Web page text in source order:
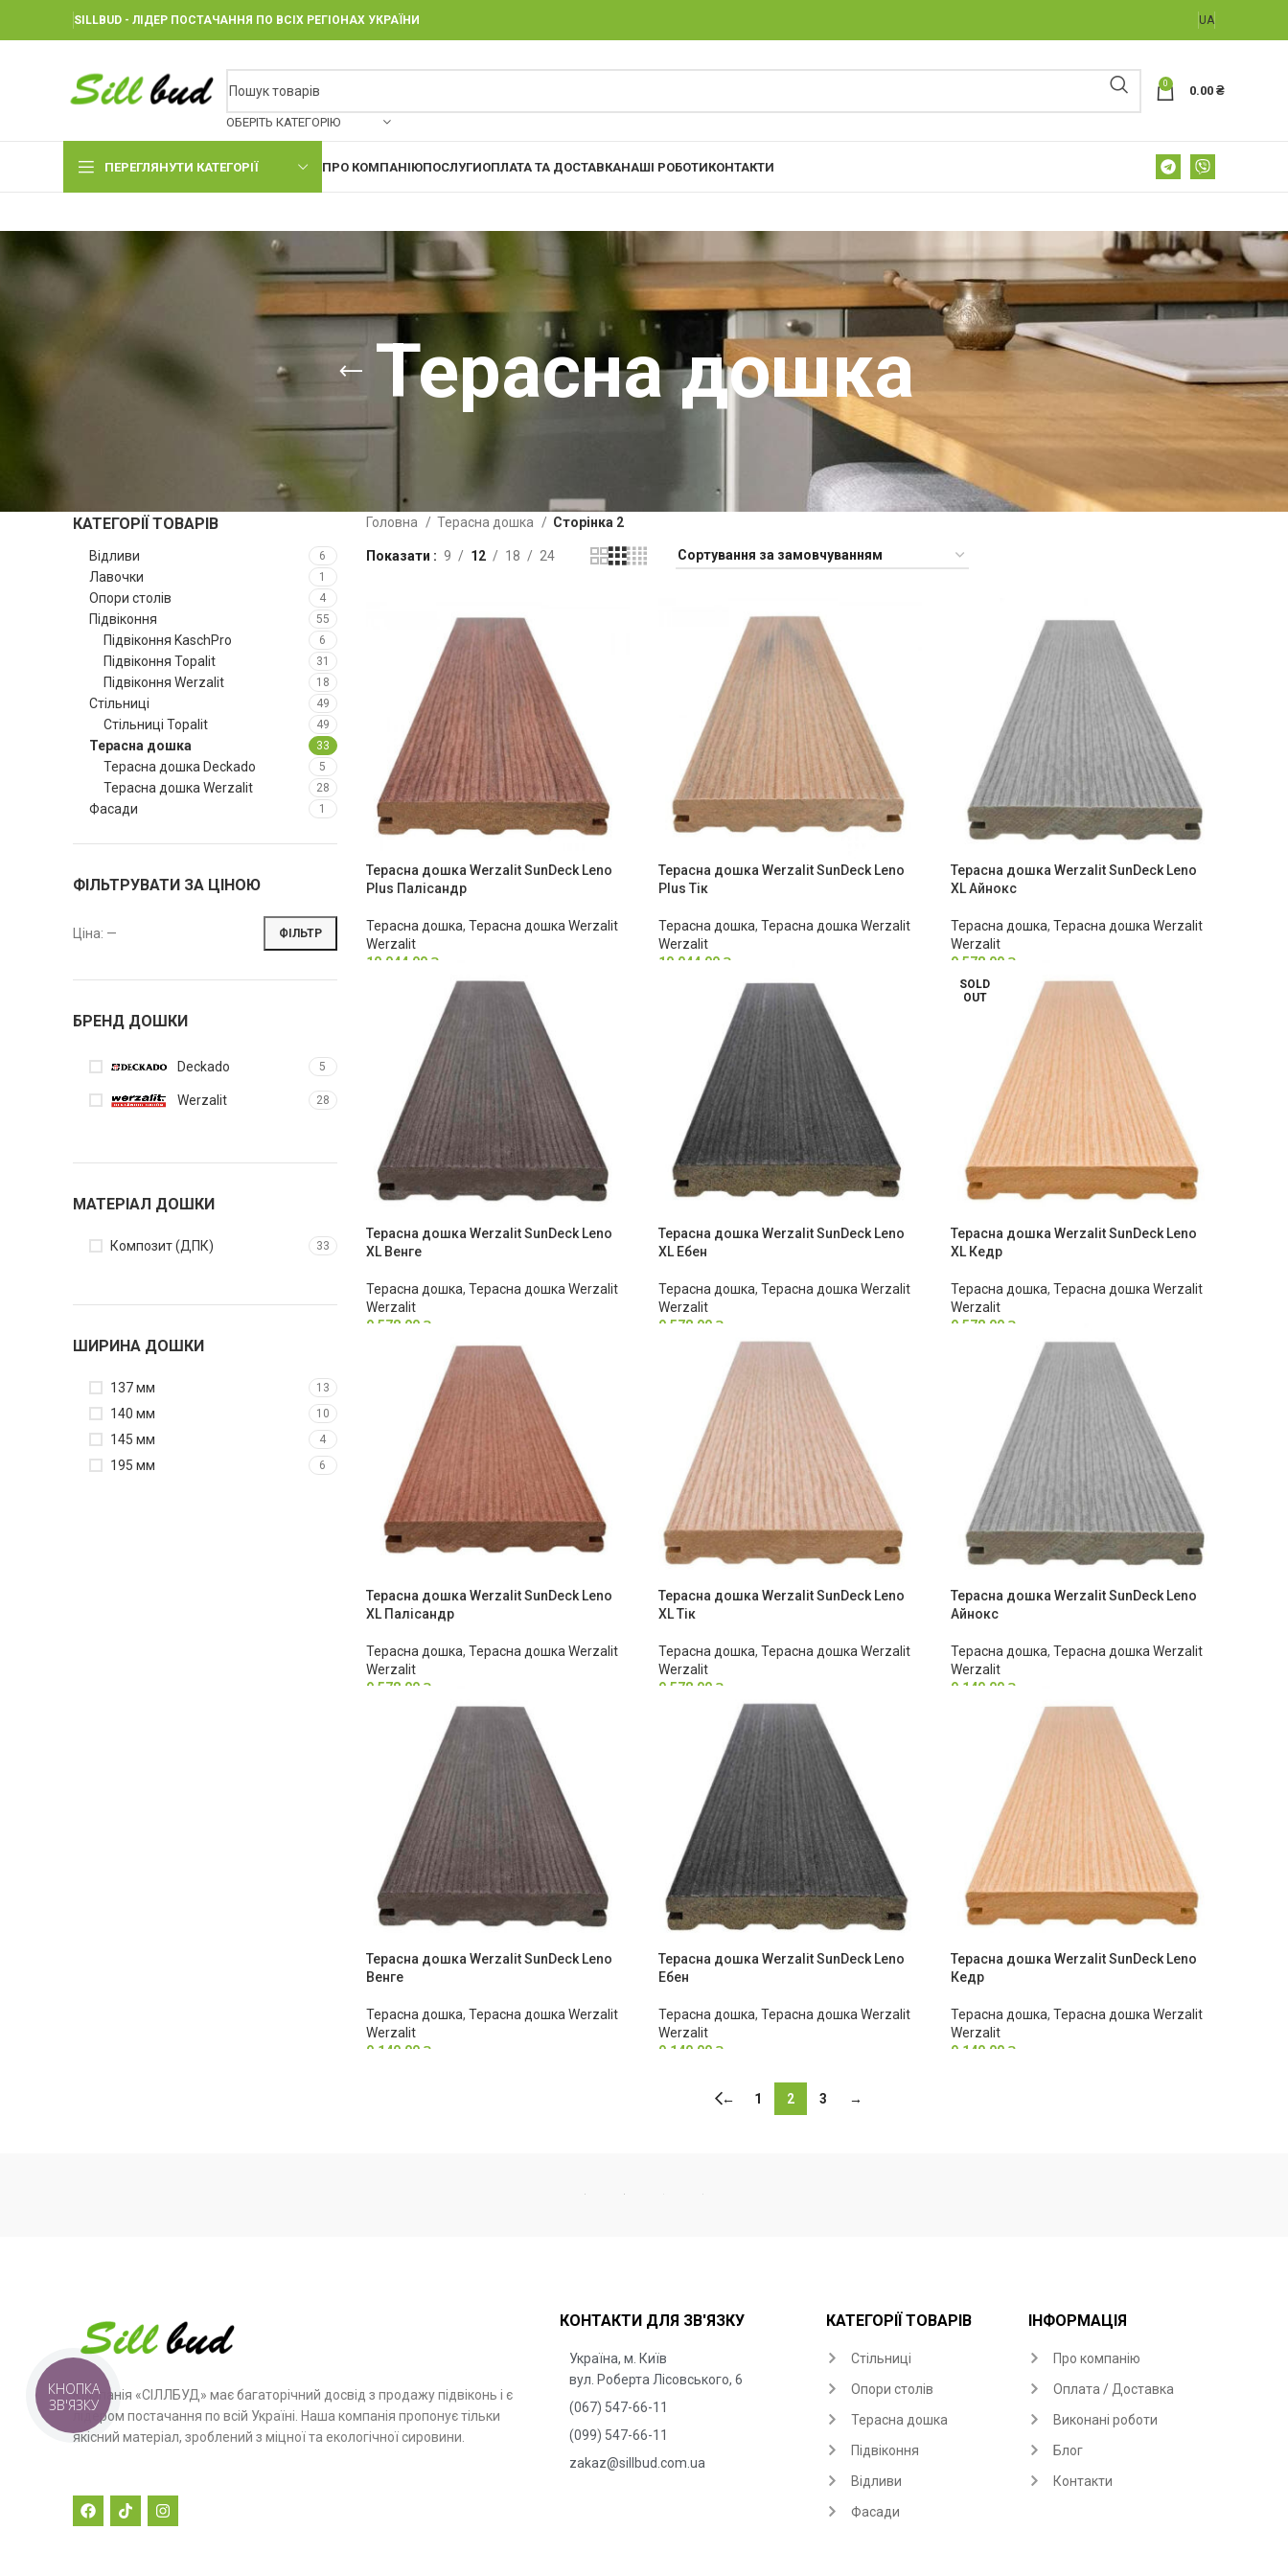
SILLBUD - ЛІДЕР ПОСТАЧАННЯ ПО ВСІХ РЕГІОНАХ УКРАЇНИ UA
ОБЕРІТЬ КАТЕГОРІЮ
0
0.00 ₴
ПЕРЕГЛЯНУТИ КАТЕГОРІЇ ПРО КОМПАНІЮПОСЛУГИОПЛАТА ТА ДОСТАВКАНАШІ РОБОТИКОНТАКТИ
Терасна дошка
КАТЕГОРІЇ ТОВАРІВ
Відливи 6
Лавочки 1
Опори столів 4
Підвіконня 55
Підвіконня KaschPro 6
Підвіконня Topalit 31
Підвіконня Werzalit 18
Стільниці 49
Стільниці Topalit 49
Терасна дошка 33
Терасна дошка Deckado 5
Терасна дошка Werzalit 28
Фасади 1
ФІЛЬТРУВАТИ ЗА ЦІНОЮ
ФІЛЬТР
Ціна: —
БРЕНД ДОШКИ
Deckado 5
Werzalit 28
МАТЕРІАЛ ДОШКИ
Композит (ДПК) 33
ШИРИНА ДОШКИ
137 мм 13
140 мм 10
145 мм 4
195 мм 6
Головна Терасна дошка Сторінка 2
Показати 9 12 18 24
Терасна дошка Werzalit SunDeck Leno
Plus Палісандр
Терасна дошка, Терасна дошка Werzalit
Werzalit
10,044.00 ₴
Терасна дошка Werzalit SunDeck Leno
Plus Тік
Терасна дошка, Терасна дошка Werzalit
Werzalit
10,044.00 ₴
Терасна дошка Werzalit SunDeck Leno
XL Айнокс
Терасна дошка,Терасна дошка Werzalit
Werzalit
9,578.00 ₴
Терасна дошка Werzalit SunDeck Leno
XL Венге
Терасна дошка, Терасна дошка Werzalit
Werzalit
9,578.00 ₴
Терасна дошка Werzalit SunDeck Leno
XL Ебен
Терасна дошка, Терасна дошка Werzalit
Werzalit
9,578.00 ₴
SOLD
OUT
Терасна дошка Werzalit SunDeck Leno
XL Кедр
Терасна дошка,Терасна дошка Werzalit
Werzalit
9,578.00 ₴
Терасна дошка Werzalit SunDeck Leno
XL Палісандр
Терасна дошка, Терасна дошка Werzalit
Werzalit
9,578.00 ₴
Терасна дошка Werzalit SunDeck Leno
XL Тік
Терасна дошка, Терасна дошка Werzalit
Werzalit
9,578.00 ₴
Терасна дошка Werzalit SunDeck Leno
Айнокс
Терасна дошка,Терасна дошка Werzalit
Werzalit
9,140.00 ₴
Терасна дошка Werzalit SunDeck Leno
Венге
Терасна дошка, Терасна дошка Werzalit
Werzalit
9,140.00 ₴
Терасна дошка Werzalit SunDeck Leno
Ебен
Терасна дошка, Терасна дошка Werzalit
Werzalit
9,140.00 ₴
Терасна дошка Werzalit SunDeck Leno
Кедр
Терасна дошка,Терасна дошка Werzalit
Werzalit
9,140.00 ₴
← 1 2 3 →
Компанія «СІЛЛБУД» має багаторічний досвід з продажу підвіконь і є
лідером постачання по всій Україні. Наша компанія пропонує тільки
якісний матеріал, зроблений з міцної та екологічної сировини.
КОНТАКТИ ДЛЯ ЗВ'ЯЗКУ
Україна, м. Київ
вул. Роберта Лісовського, 6
(067) 547-66-11
(099) 547-66-11
zakaz@sillbud.com.ua
КАТЕГОРІЇ ТОВАРІВ
Стільниці
Опори столів
Терасна дошка
Підвіконня
Відливи
Фасади
ІНФОРМАЦІЯ
Про компанію
Оплата / Доставка
Виконані роботи
Блог
Контакти
КНОПКА
ЗВ'ЯЗКУ